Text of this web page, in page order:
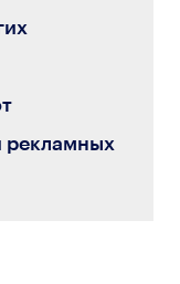
рекламных